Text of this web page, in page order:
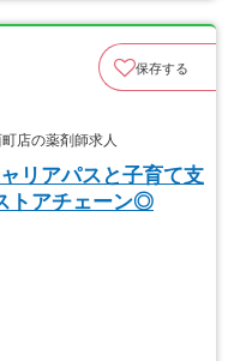
保存する
店の薬剤師求人
リアパスと子育て支
トアチェーン◎